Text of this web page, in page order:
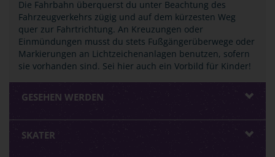
Die Fahrbahn überquerst du unter Beachtung des
Fahrzeugverkehrs zügig und auf dem kürzesten Weg
quer zur Fahrtrichtung. An Kreuzungen oder
Einmündungen musst du stets Fußgängerüberwege oder
Markierungen an Lichtzeichenanlagen benutzen, sofern
sie vorhanden sind. Sei hier auch ein Vorbild für Kinder!
GESEHEN WERDEN
SKATER